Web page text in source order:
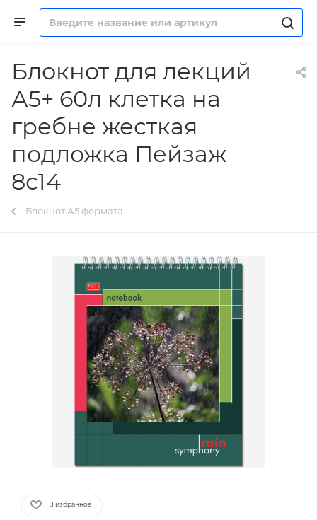
Блокнот для лекций
А5+ 60л клетка на
гребне жесткая
подложка Пейзаж
8с14
Блокнот А5 формата
В избранное